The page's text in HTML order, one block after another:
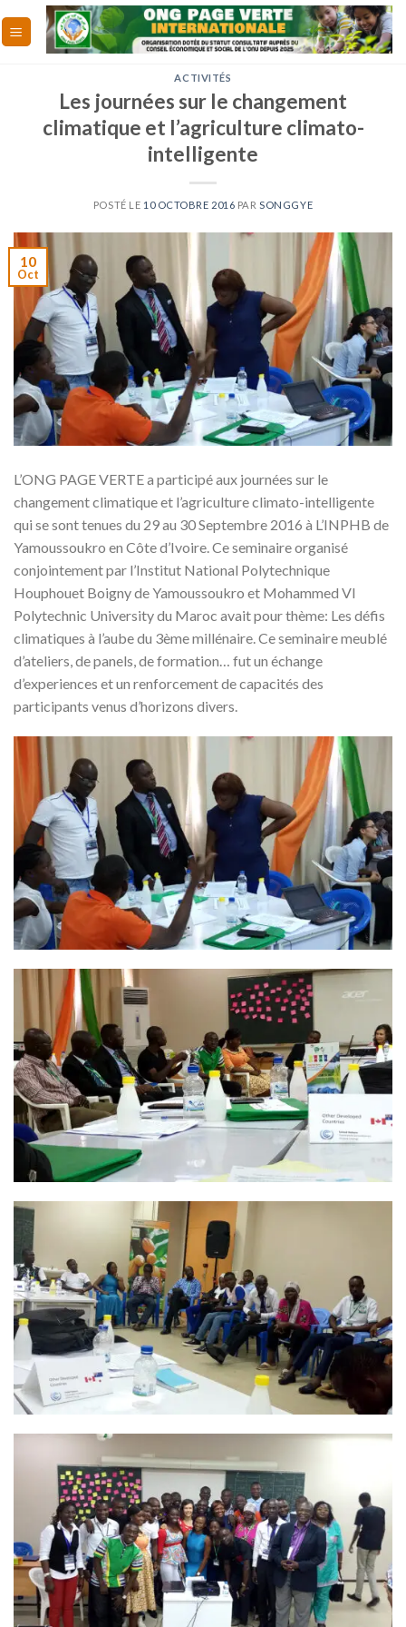
to
content
ACTIVITÉS
Les journées sur le changement
climatique et l’agriculture climato-
intelligente
POSTÉ LE 10 OCTOBRE 2016 PAR SONGGYE
10
Oct
L’ONG PAGE VERTE a participé aux journées sur le
changement climatique et l’agriculture climato-intelligente
qui se sont tenues du 29 au 30 Septembre 2016 à L’INPHB de
Yamoussoukro en Côte d’Ivoire. Ce seminaire organisé
conjointement par l’Institut National Polytechnique
Houphouet Boigny de Yamoussoukro et Mohammed VI
Polytechnic University du Maroc avait pour thème: Les défis
climatiques à l’aube du 3ème millénaire. Ce seminaire meublé
d’ateliers, de panels, de formation… fut un échange
d’experiences et un renforcement de capacités des
participants venus d’horizons divers.